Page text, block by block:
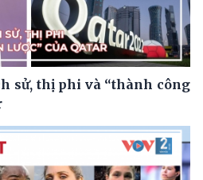
sử, thị phi và “thành công